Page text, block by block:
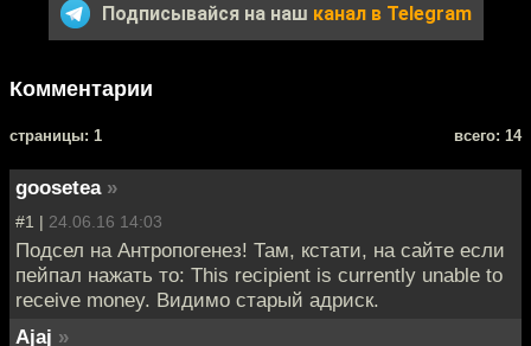
Подписывайся на наш канал в Telegram
Комментарии
cтраницы: 1 всего: 14
goosetea »
#1 | 24.06.16 14:03
Подсел на Антропогенез! Там, кстати, на сайте если
пейпал нажать то: This recipient is currently unable to
receive money. Видимо старый адриск.
Ajaj »